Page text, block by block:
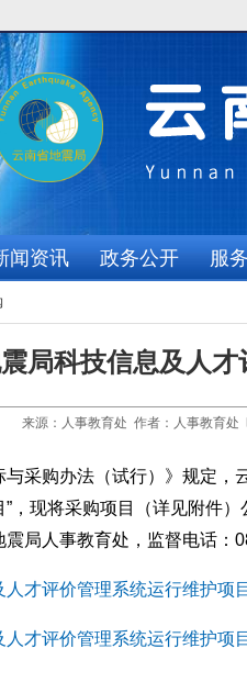
闻资讯 政务公开 服
局科技信息及人
来源：人事教育处 作者：人事教育
采购办法（试行）》规定，
，现将采购项目（详见附件
局人事教育处，监督电话：
才评价管理系统运行维护项
才评价管理系统运行维护项